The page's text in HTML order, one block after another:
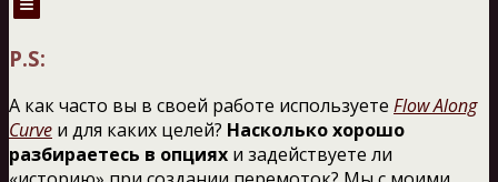
P.S:
А как часто вы в своей работе используете Flow Along
Curve и для каких целей? Насколько хорошо
разбираетесь в опциях и задействуете ли